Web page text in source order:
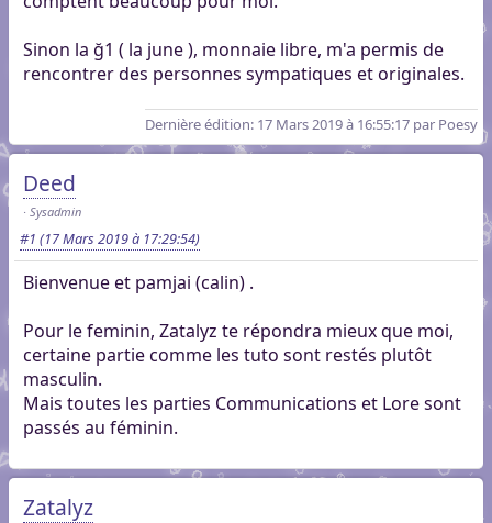
Sinon la ğ1 ( la june ), monnaie libre, m'a permis de
rencontrer des personnes sympatiques et originales.
Dernière édition: 17 Mars 2019 à 16:55:17 par Poesy
Deed
Sysadmin
#1 (17 Mars 2019 à 17:29:54)
Bienvenue et pamjai (calin) .
Pour le feminin, Zatalyz te répondra mieux que moi,
certaine partie comme les tuto sont restés plutôt
masculin.
Mais toutes les parties Communications et Lore sont
passés au féminin.
Zatalyz